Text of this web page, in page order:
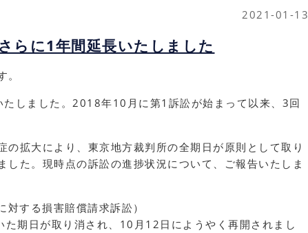
2021-01-13
らに1年間延長いたしました
たしました。2018年10月に第1訴訟が始まって以来、3回
の拡大により、東京地方裁判所の全期日が原則として取り
した。現時点の訴訟の進捗状況について、ご報告いたしま
する損害賠償請求訴訟）
期日が取り消され、10月12日にようやく再開されまし